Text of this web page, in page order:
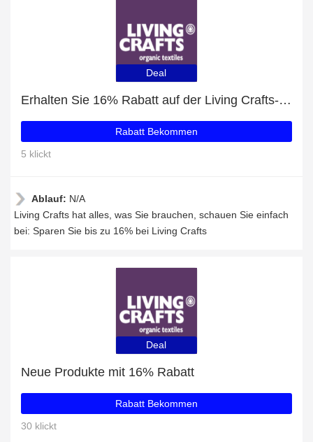
Deal
Erhalten Sie 16% Rabatt auf der Living Crafts-Website
Rabatt Bekommen
5 klickt
Ablauf: N/A
Living Crafts hat alles, was Sie brauchen, schauen Sie einfach
bei: Sparen Sie bis zu 16% bei Living Crafts
Deal
Neue Produkte mit 16% Rabatt
Rabatt Bekommen
30 klickt